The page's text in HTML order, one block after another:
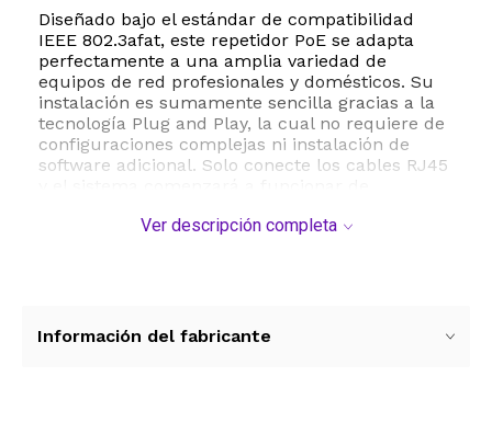
Diseñado bajo el estándar de compatibilidad
IEEE 802.3afat, este repetidor PoE se adapta
perfectamente a una amplia variedad de
equipos de red profesionales y domésticos. Su
instalación es sumamente sencilla gracias a la
tecnología Plug and Play, la cual no requiere de
configuraciones complejas ni instalación de
software adicional. Solo conecte los cables RJ45
duradero y confiable en interiores. Es la
Ver descripción completa
Información del fabricante